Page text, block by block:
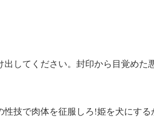
してください。 封印から目覚めた
性技で肉体を征服しろ!姫を犬にする